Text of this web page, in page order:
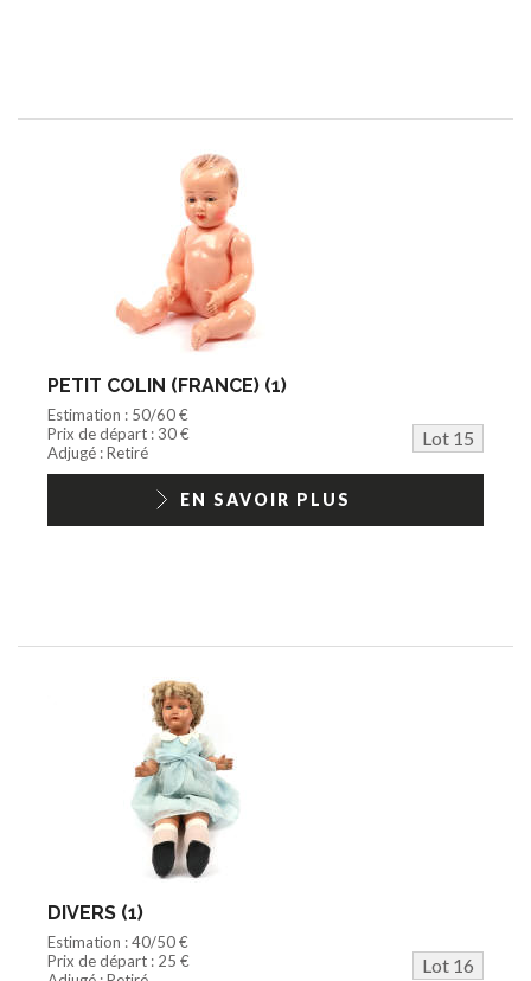
PETIT COLIN (FRANCE) (1)
Estimation : 50/60 €
Prix de départ : 30 €
Lot 15
Adjugé : Retiré
EN SAVOIR PLUS
DIVERS (1)
Estimation : 40/50 €
Prix de départ : 25 €
Lot 16